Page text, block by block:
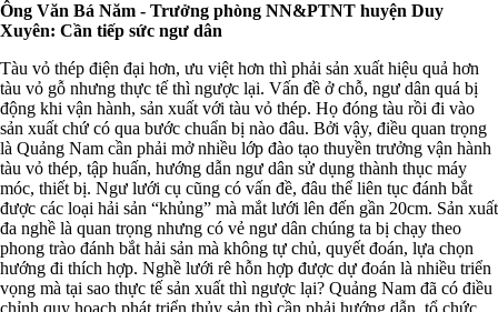
Ông Văn Bá Năm - Trưởng phòng NN&PTNT huyện Duy
Xuyên: Cần tiếp sức ngư dân
Tàu vỏ thép điện đại hơn, ưu việt hơn thì phải sản xuất hiệu quả hơn
tàu vỏ gỗ nhưng thực tế thì ngược lại. Vấn đề ở chỗ, ngư dân quá bị
động khi vận hành, sản xuất với tàu vỏ thép. Họ đóng tàu rồi đi vào
sản xuất chứ có qua bước chuẩn bị nào đâu. Bởi vậy, điều quan trọng
là Quảng Nam cần phải mở nhiều lớp đào tạo thuyền trưởng vận hành
tàu vỏ thép, tập huấn, hướng dẫn ngư dân sử dụng thành thục máy
móc, thiết bị. Ngư lưới cụ cũng có vấn đề, đâu thể liên tục đánh bắt
được các loại hải sản “khủng” mà mắt lưới lên đến gần 20cm. Sản xuất
đa nghề là quan trọng nhưng có vẻ ngư dân chúng ta bị chạy theo
phong trào đánh bắt hải sản mà không tự chủ, quyết đoán, lựa chọn
hướng đi thích hợp. Nghề lưới rê hỗn hợp được dự đoán là nhiều triển
vọng mà tại sao thực tế sản xuất thì ngược lại? Quảng Nam đã có điều